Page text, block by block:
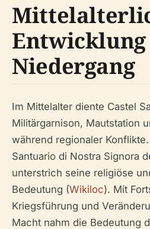
Niedergang
Im Mittelalter diente Castel
Militärgarnison, Mautstation
während regionaler
Santuario di Nostra Signora
unterstrich seine religiöse
Bedeutung (Wikiloc). Mit
Kriegsführung und
Macht nahm die Bedeutung